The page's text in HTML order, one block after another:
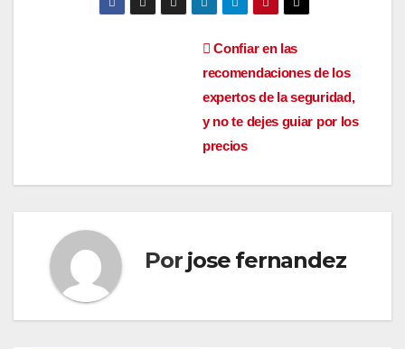
Confiar en las
recomendaciones de los
expertos de la seguridad,
y no te dejes guiar por los
precios
Por jose fernandez